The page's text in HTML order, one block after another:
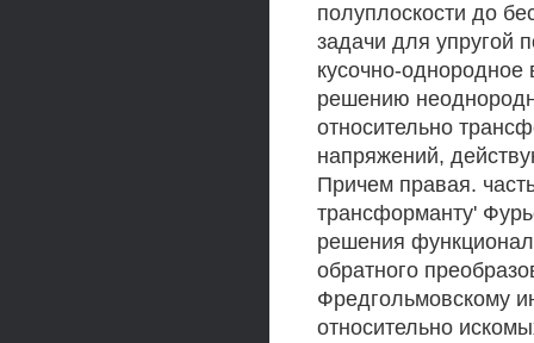
полуплоскости до
задачи для упругой
кусочно-однородное
решению
относительно
напряжений,
Причем правая.
трансформанту'
решения
обратного
Фредгольмовскому
относительно